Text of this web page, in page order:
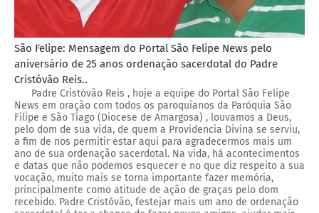
São Felipe: Mensagem do Portal São Felipe News pelo
aniversário de 25 anos ordenação sacerdotal do Padre
Cristóvão Reis..
Padre Cristóvão Reis , hoje a equipe do Portal São Felipe
News em oração com todos os paroquianos da Paróquia São
Filipe e São Tiago (Diocese de Amargosa) , louvamos a Deus,
pelo dom de sua vida, de quem a Providencia Divina se serviu,
a fim de nos permitir estar aqui para agradecermos mais um
ano de sua ordenação sacerdotal. Na vida, há acontecimentos
e datas que não podemos esquecer e no que diz respeito a sua
vocação, muito mais se torna importante fazer memória,
principalmente como atitude de ação de graças pelo dom
recebido. Padre Cristóvão, festejar mais um ano de ordenação